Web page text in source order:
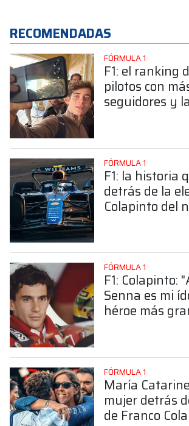
RECOMENDADAS
FÓRMULA 1
F1: el ranking
pilotos con
seguidores y la
FÓRMULA 1
F1: la historia
detrás de la
Colapinto del
FÓRMULA 1
F1: Colapinto:
Senna es mi
héroe más
FÓRMULA 1
María
mujer detrás
de Franco